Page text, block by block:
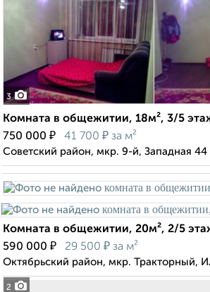
3
Комната в общежитии, 18м², 3/5
750 000 ₽ 41 700 ₽ за м²
Советский район, мкр. 9-й, Западная 44
2
Комната в общежитии, 20м², 2/5
590 000 ₽ 29 500 ₽ за м²
Октябрьский район, мкр. Тракторный,